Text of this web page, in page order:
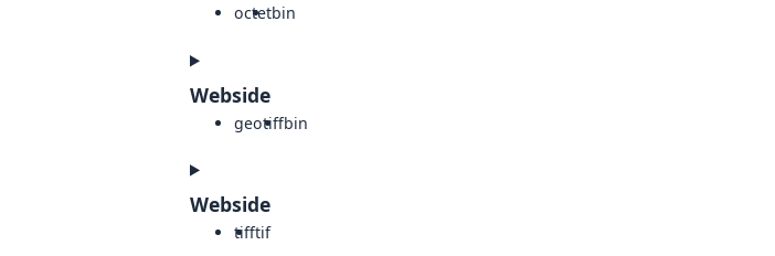
octetbin
Webside
geotiffbin
Webside
tifftif